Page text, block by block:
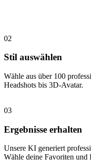
02
Stil auswählen
Wähle aus über 100
Headshots bis 3D-Avatar.
03
Ergebnisse erhalten
Unsere KI generiert
Wähle deine Favoriten und